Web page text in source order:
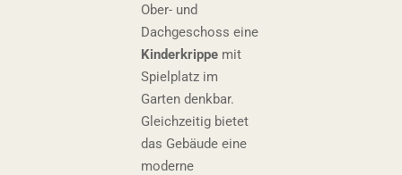
Ober- und
Dachgeschoss eine
Kinderkrippe mit
Spielplatz im
Garten denkbar.
Gleichzeitig bietet
das Gebäude eine
moderne